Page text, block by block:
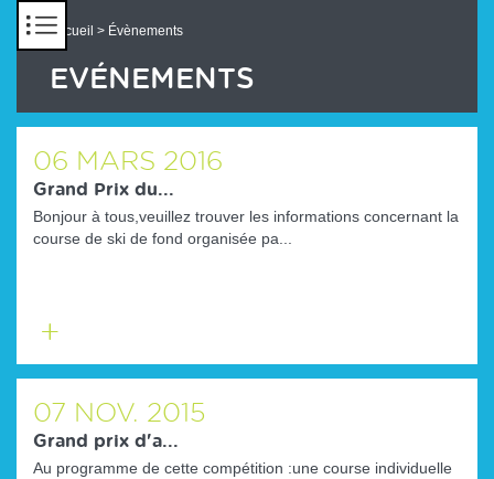
Accueil > Évènements
EVÉNEMENTS
06 MARS 2016
Grand Prix du...
Bonjour à tous,veuillez trouver les informations concernant la
course de ski de fond organisée pa...
savoir
plus
07 NOV. 2015
Grand prix d'a...
Au programme de cette compétition :une course individuelle